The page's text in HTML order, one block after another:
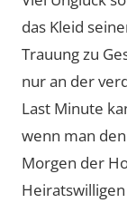
das Kleid
Trauung zu
nur an der
Last Minute
wenn man
Morgen der